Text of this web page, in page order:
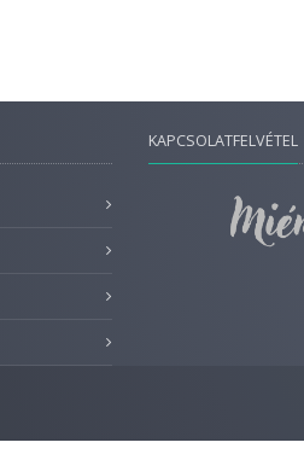
KAPCSOLATFELVÉTEL